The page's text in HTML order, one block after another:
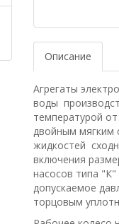
Описание
Агрегаты
воды
температурой
двойным мягким
жидкостей
включения
насосов типа
допускаемое
торцовым